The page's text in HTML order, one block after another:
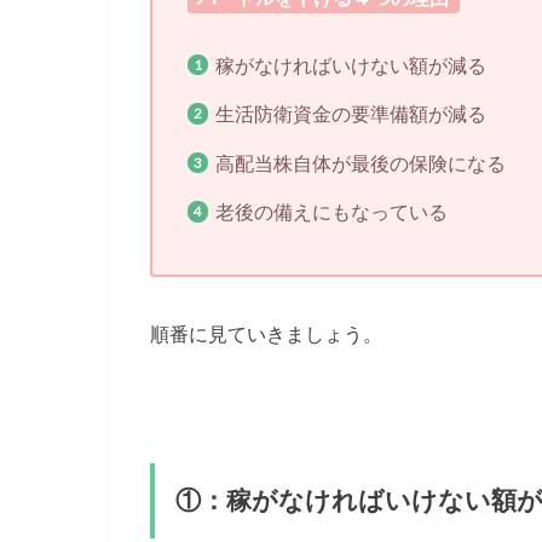
稼がなければいけない額が減る
生活防衛資金の要準備額が減る
高配当株自体が最後の保険になる
老後の備えにもなっている
順番に見ていきましょう。
①：稼がなければいけない額